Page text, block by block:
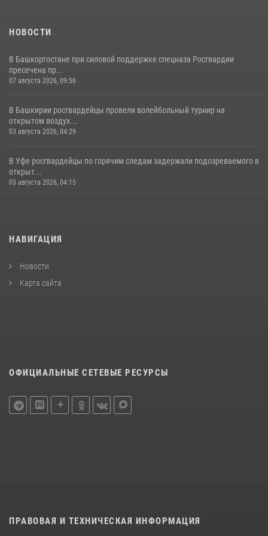
НОВОСТИ
В Башкортостане при силовой поддержке спецназа Росгвардии
пресечена пр...
07 августа 2026, 09:56
В Башкирии росгвардейцы провели волейбольный турнир на
открытом воздух...
03 августа 2026, 04:29
В Уфе росгвардейцы по горячим следам задержали подозреваемого в
открыт...
03 августа 2026, 04:15
НАВИГАЦИЯ
Новости
Карта сайта
ОФИЦИАЛЬНЫЕ СЕТЕВЫЕ РЕСУРСЫ
ПРАВОВАЯ И ТЕХНИЧЕСКАЯ ИНФОРМАЦИЯ